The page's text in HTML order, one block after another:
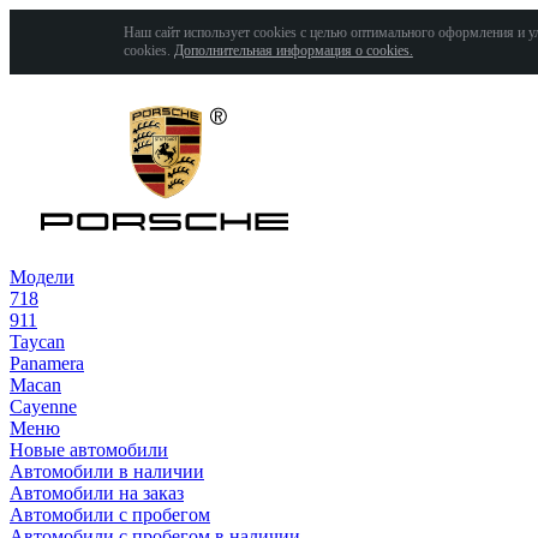
Наш сайт использует cookies с целью оптимального оформления и
cookies. Дополнительная информация о cookies.
Модели
718
911
Taycan
Panamera
Macan
Cayenne
Меню
Новые автомобили
Автомобили в наличии
Автомобили на заказ
Автомобили с пробегом